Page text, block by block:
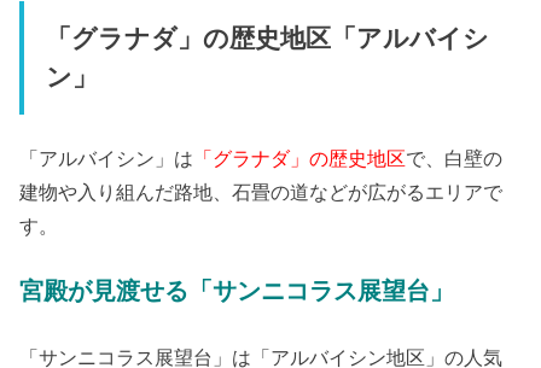
「グラナダ」の歴史地区「アルバイシ
ン」
「アルバイシン」は 「グラナダ」の歴史地区で、白壁の
建物や入り組んだ路地、石畳の道などが広がるエリアで
す。
宮殿が見渡せる「サンニコラス展望台」
「サンニコラス展望台」は「アルバイシン地区」の人気